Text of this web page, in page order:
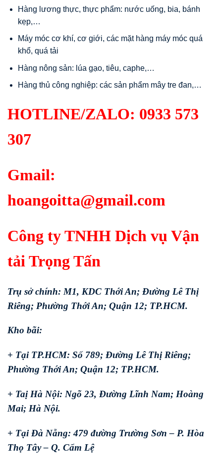
Hàng lương thực, thực phẩm: nước uống, bia, bánh
kẹp,…
Máy móc cơ khí, cơ giới, các mặt hàng máy móc quá
khổ, quá tải
Hàng nông sản: lúa gạo, tiêu, caphe,…
Hàng thủ công nghiệp: các sản phẩm mây tre đan,…
HOTLINE/ZALO: 0933 573
307
Gmail:
hoangoitta@gmail.com
Công ty TNHH Dịch vụ Vận
tải Trọng Tấn
Trụ sở chính: M1, KDC Thới An; Đường Lê Thị
Riêng; Phường Thới An; Quận 12; TP.HCM.
Kho bãi:
+ Tại TP.HCM: Số 789; Đường Lê Thị Riêng;
Phường Thới An; Quận 12; TP.HCM.
+ Taị Hà Nội: Ngõ 23, Đường Lĩnh Nam; Hoàng
Mai; Hà Nội.
+ Tại Đà Nẵng: 479 đường Trường Sơn – P. Hòa
Thọ Tây – Q. Cẩm Lệ